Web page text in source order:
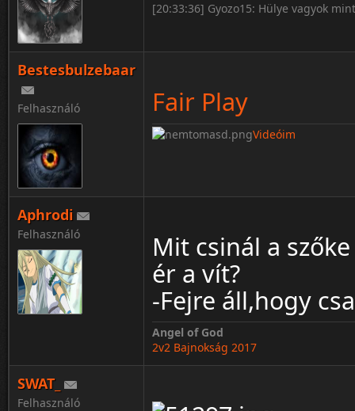
[20:33:36] Gyozo15: Hülye vagyok
Bestesbulzebaar
Felhasználó Fair Play
Videóim
Aphrodi
Felhasználó
Mit csinál a
ér a vít?
-Fejre áll,hogy
Angel of God
2v2 Bajnokság 2017
SWAT_
Felhasználó